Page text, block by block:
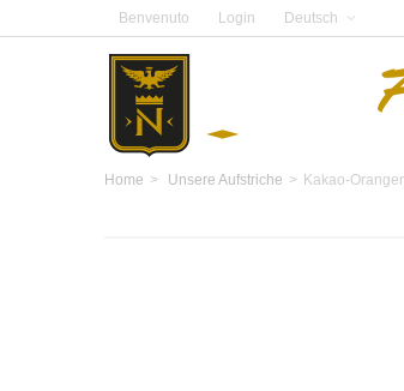
Benvenuto Login Deutsch
Home > Unsere Aufstriche > Kakao-